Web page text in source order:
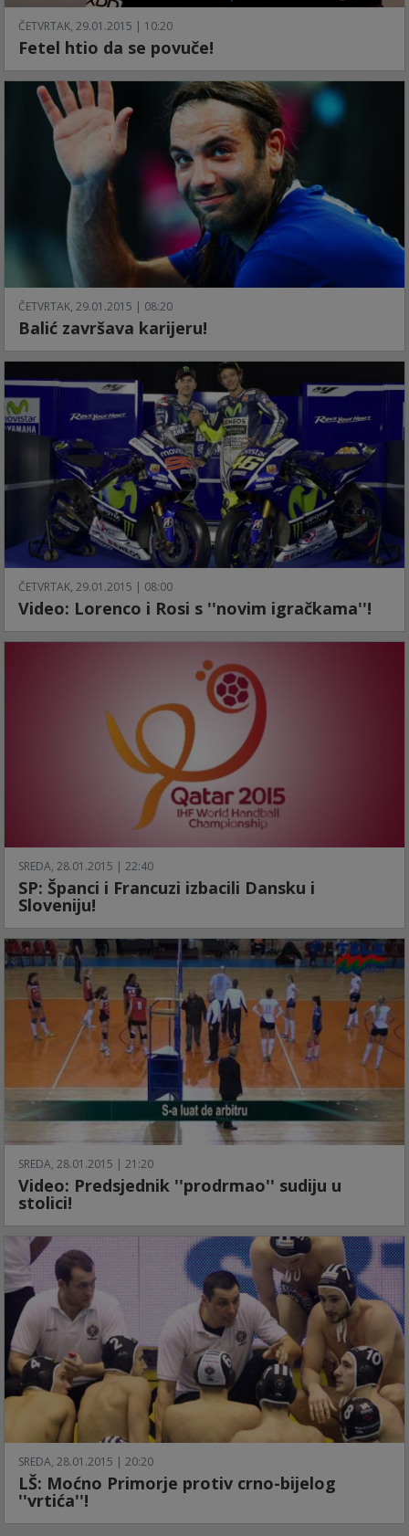
ČETVRTAK, 29.01.2015 | 10:20
Fetel htio da se povuče!
ČETVRTAK, 29.01.2015 | 08:20
Balić završava karijeru!
ČETVRTAK, 29.01.2015 | 08:00
Video: Lorenco i Rosi s ''novim igračkama''!
SREDA, 28.01.2015 | 22:40
SP: Španci i Francuzi izbacili Dansku i
Sloveniju!
SREDA, 28.01.2015 | 21:20
Video: Predsjednik ''prodrmao'' sudiju u
stolici!
SREDA, 28.01.2015 | 20:20
LŠ: Moćno Primorje protiv crno-bijelog
''vrtića''!